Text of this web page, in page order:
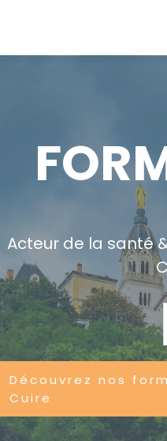
Acteur de la santé
Découvrez nos
Cuire